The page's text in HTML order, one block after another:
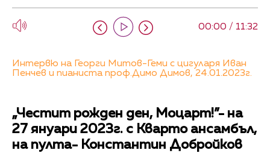
00:00 / 11:32
Интервю на Георги Митов-Геми с цигуларя Иван
Пенчев и пианиста проф.Димо Димов, 24.01.2023г.
„Честит рожден ден, Моцарт!”- на
27 януари 2023г. с Кварто ансамбъл,
на пулта- Константин Добройков